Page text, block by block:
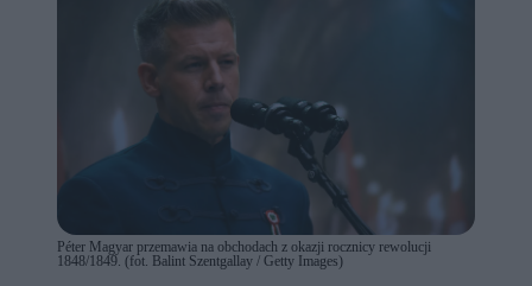
Péter Magyar przemawia na obchodach z okazji rocznicy rewolucji
1848/1849. (fot. Balint Szentgallay / Getty Images)